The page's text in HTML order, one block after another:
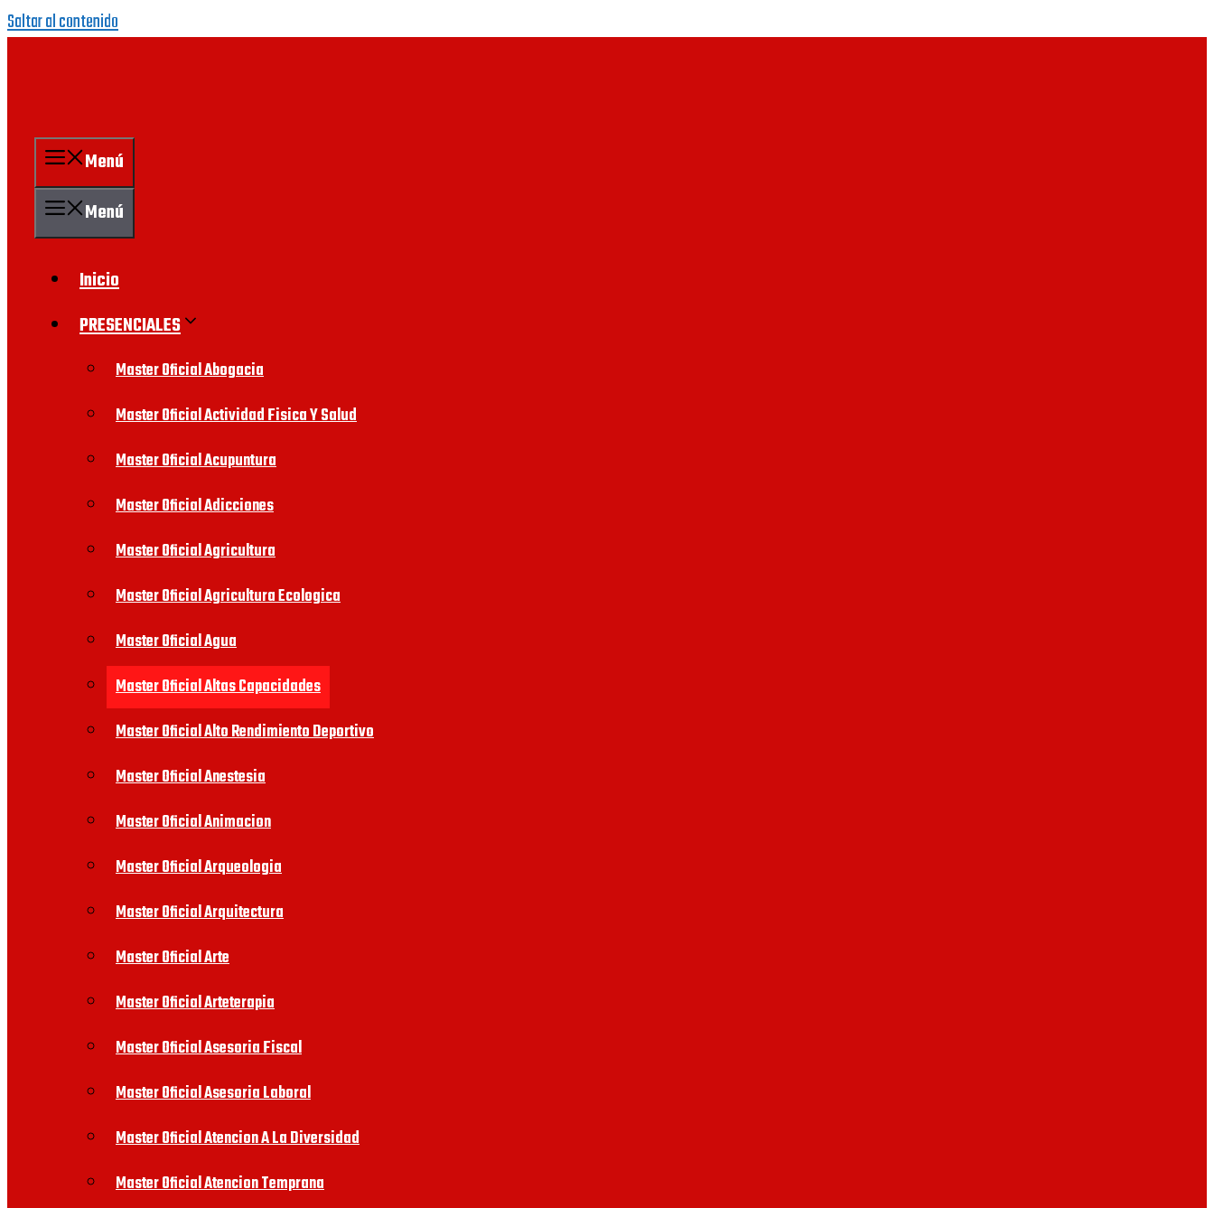
Saltar al contenido
Menú
Menú
Inicio
PRESENCIALES
Master Oficial Abogacia
Master Oficial Actividad Fisica Y Salud
Master Oficial Acupuntura
Master Oficial Adicciones
Master Oficial Agricultura
Master Oficial Agricultura Ecologica
Master Oficial Agua
Master Oficial Altas Capacidades
Master Oficial Alto Rendimiento Deportivo
Master Oficial Anestesia
Master Oficial Animacion
Master Oficial Arqueologia
Master Oficial Arquitectura
Master Oficial Arte
Master Oficial Arteterapia
Master Oficial Asesoria Fiscal
Master Oficial Asesoria Laboral
Master Oficial Atencion A La Diversidad
Master Oficial Atencion Temprana